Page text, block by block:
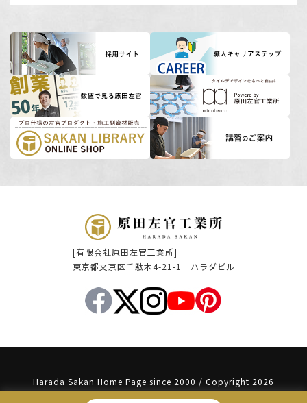
[有限会社原田左官工業所]
東京都文京区千駄木4-21-1 ハラダビル
Harada Sakan Home Page since 2000 / Copyright 2026
Haradasakan Co.,Ltd. All Rights Reserved